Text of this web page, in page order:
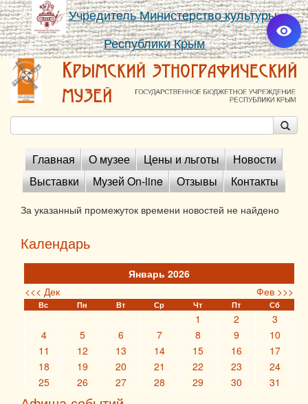
Учредитель Министерство культуры
Республики Крым
Главная О музее Цены и льготы
Новости
Выставки
Музей On-line Отзывы Контакты
За указанный промежуток времени новостей не найдено
Календарь
Январь 2026
<<< Дек
Фев >>>
Вс Пн Вт Ср Чт Пт Сб
1 2
3
4
5 6 7 8 9
10
11
12 13 14 15 16
17
18
19 20 21 22 23
24
25
26 27 28 29 30 31